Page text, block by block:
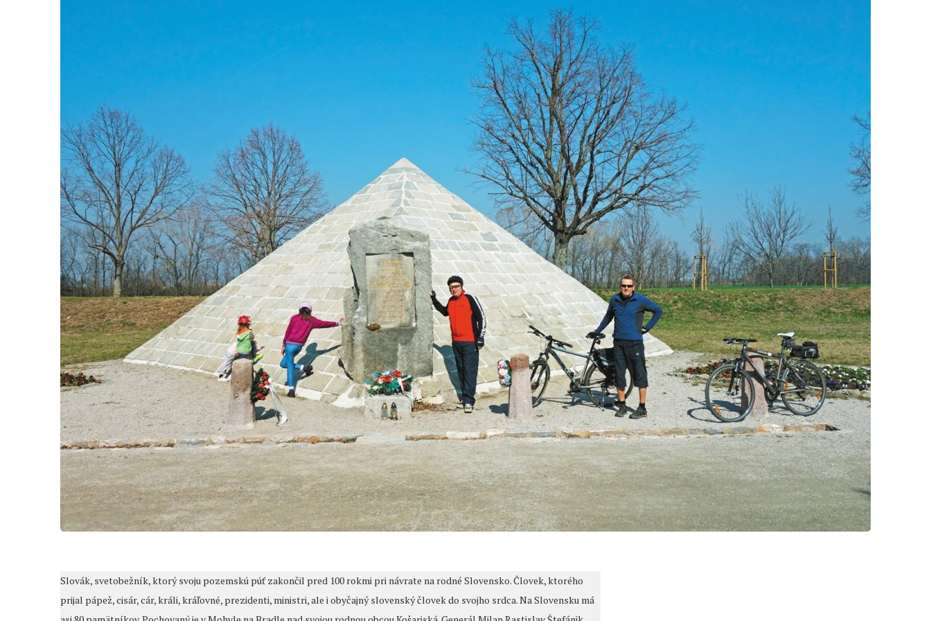
Slovák, svetobežník, ktorý svoju pozemskú púť zakončil pred 100 rokmi pri návrate na rodné Slovensko. Človek, ktorého
prijal pápež, cisár, cár, králi, kráľovné, prezidenti, ministri, ale i obyčajný slovenský človek do svojho srdca. Na Slovensku má